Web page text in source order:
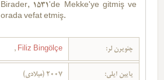
Birader, 1531'de Mekke'ye gitmiş ve
orada vefat etmiş.
چئویرن لر: Filiz Bingölçe
,
یایین ایلی: 2007 (میلادی)